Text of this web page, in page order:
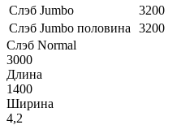
Слэб Jumbo
3200
Слэб Jumbo половина
3200
Слэб Normal
3000
Длина
1400
Ширина
4,2